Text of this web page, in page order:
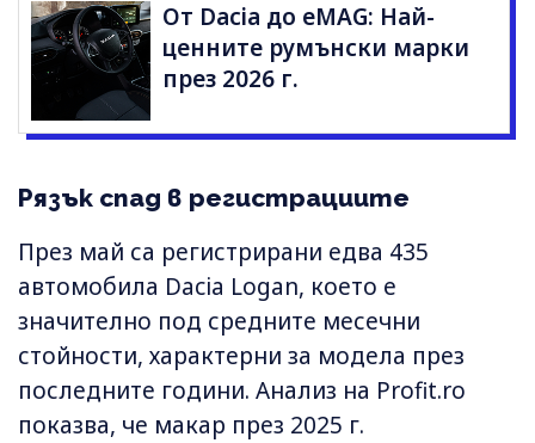
От Dacia до eMAG: Най-
ценните румънски марки
през 2026 г.
Рязък спад в регистрациите
През май са регистрирани едва 435
автомобила Dacia Logan, което е
значително под средните месечни
стойности, характерни за модела през
последните години. Анализ на Profit.ro
показва, че макар през 2025 г.